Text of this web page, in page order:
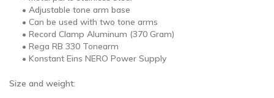
• Adjustable tone arm base
• Can be used with two tone arms
• Record Clamp Aluminum (370 Gram)
• Rega RB 330 Tonearm
• Konstant Eins NERO Power Supply
Size and weight: